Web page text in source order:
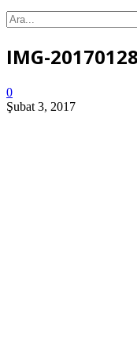
IMG-
0
Şubat 3, 2017